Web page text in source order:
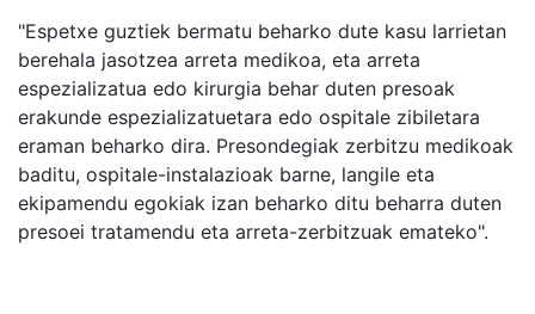
"Espetxe guztiek bermatu beharko dute kasu larrietan
berehala jasotzea arreta medikoa, eta arreta
espezializatua edo kirurgia behar duten presoak
erakunde espezializatuetara edo ospitale zibiletara
eraman beharko dira. Presondegiak zerbitzu medikoak
baditu, ospitale-instalazioak barne, langile eta
ekipamendu egokiak izan beharko ditu beharra duten
presoei tratamendu eta arreta-zerbitzuak emateko".